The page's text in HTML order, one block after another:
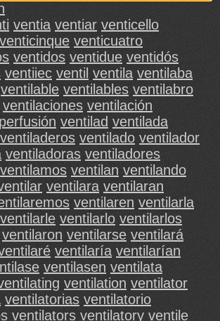
ventia ventiar venticello
venticinque venticuatro
ventidos ventidue ventidós
ventiiec ventil ventila ventilaba
ventilable ventilables ventilabro
ventilaciones ventilación
ventilad ventilada
ventiladeros ventilado ventilador
ventiladoras ventiladores
ventilamos ventilan ventilando
ventilara ventilaran
ventilaren ventilarla
ventilarle ventilarlo ventilarlos
ventilaron ventilarse ventilará
ventilaría ventilarían
ventilasen ventilata
ventilation ventilator
ventilatorias ventilatorio
ventilators ventilatory ventile